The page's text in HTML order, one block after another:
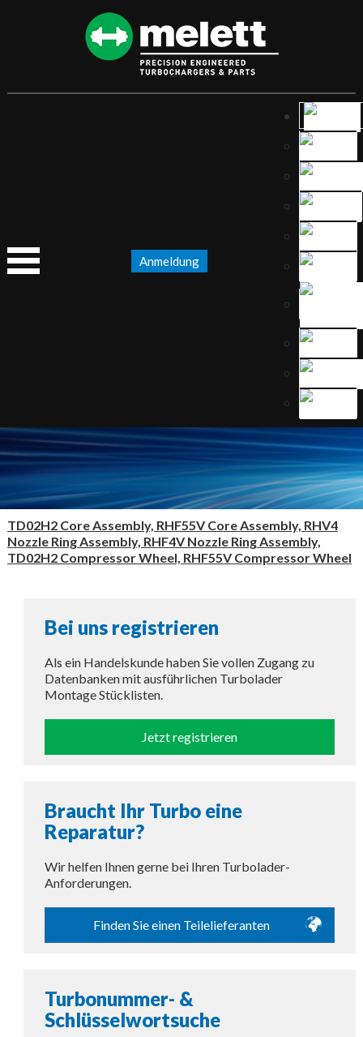
Anmeldung
TD02H2 Core Assembly, RHF55V Core Assembly, RHV4
Nozzle Ring Assembly, RHF4V Nozzle Ring Assembly,
TD02H2 Compressor Wheel, RHF55V Compressor Wheel
Bei uns registrieren
Als ein Handelskunde haben Sie vollen Zugang zu
Datenbanken mit ausführlichen Turbolader
Montage Stücklisten.
Jetzt registrieren
Braucht Ihr Turbo eine
Reparatur?
Wir helfen Ihnen gerne bei Ihren Turbolader-
Anforderungen.
Finden Sie einen Teilelieferanten
Turbonummer- &
Schlüsselwortsuche